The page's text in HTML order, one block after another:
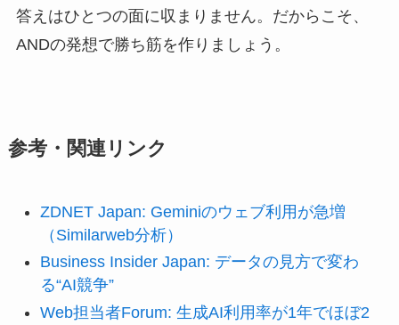
答えはひとつの面に収まりません。だからこそ、
ANDの発想で勝ち筋を作りましょう。
参考・関連リンク
ZDNET Japan: Geminiのウェブ利用が急増
（Similarweb分析）
Business Insider Japan: データの見方で変わ
る“AI競争”
Web担当者Forum: 生成AI利用率が1年でほぼ2